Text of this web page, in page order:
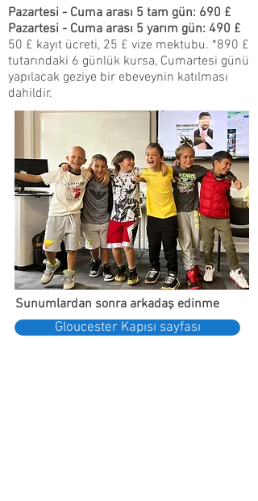
Pazartesi - Cuma arası 5 tam gün: 690 £
Pazartesi - Cuma arası 5 yarım gün: 490 £
50 £ kayıt ücreti, 25 £ vize mektubu. *890 £
tutarındaki 6 günlük kursa, Cumartesi günü
yapılacak geziye bir ebeveynin katılması
dahildir.
Sunumlardan sonra arkadaş edinme
Gloucester Kapısı sayfası